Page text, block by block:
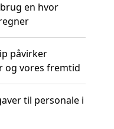
en hvor
påvirker
og vores fremtid
til personale i